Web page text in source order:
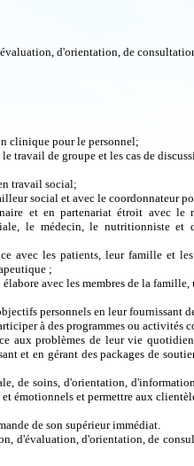
d'orientation, de
clinique pour le personnel;
travail de groupe et les cas de
travail social;
social et avec le coordonnateur
et en partenariat étroit avec le
le médecin, le nutritionniste et
avec les patients, leur famille et
;
avec les membres de la
personnels en leur fournissant
à des programmes ou activités
aux problèmes de leur vie
et en gérant des packages de
de soins, d'orientation,
émotionnels et permettre aux
de son supérieur immédiat.
d'évaluation, d'orientation, de